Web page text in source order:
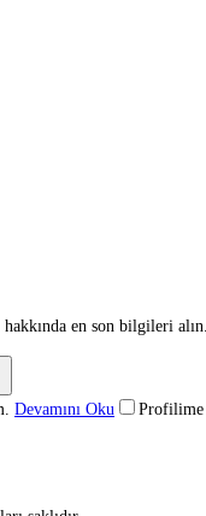
en son bilgileri alın.
Devamını Oku Profilime